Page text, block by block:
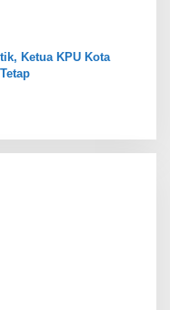
Ketua KPU Kota